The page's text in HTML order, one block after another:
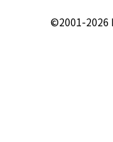
©2001-2026